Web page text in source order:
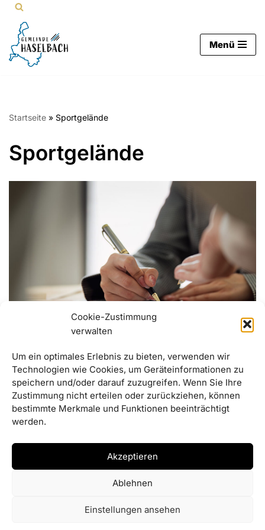
Cookie-Zustimmung
verwalten
Um ein optimales Erlebnis zu bieten, verwenden wir
Technologien wie Cookies, um Geräteinformationen zu
speichern und/oder darauf zuzugreifen. Wenn Sie Ihre
Zustimmung nicht erteilen oder zurückziehen, können
bestimmte Merkmale und Funktionen beeinträchtigt
werden.
Akzeptieren
Ablehnen
Einstellungen ansehen
Zum
Inhalt
springen
Menü
Startseite » Sportgelände
Sportgelände
Bericht aus dem Gemeinderat
01/12/2025
Grünes Licht für Nahwärmenetz und Sportgelände
© Gemeinde Haselbach | 2026 |